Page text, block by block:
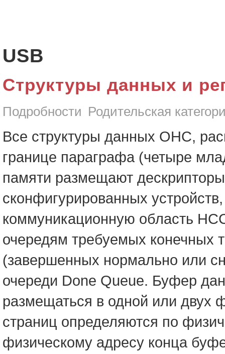
USB
Структуры данных и
Подробности Родительская
Все структуры данных OHC,
границе параграфа (четыре
памяти размещают
сконфигурированных
коммуникационную область
очередям требуемых конечных
(завершенных нормально или
очереди Done Queue. Буфер
размещаться в одной или двух
страниц определяются по
физическому адресу конца